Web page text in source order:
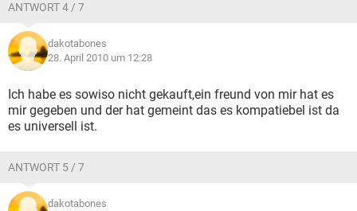
ANTWORT 4 / 7
dakotabones
28. April 2010 um 12:28
Ich habe es sowiso nicht gekauft,ein freund von mir hat es
mir gegeben und der hat gemeint das es kompatiebel ist da
es universell ist.
ANTWORT 5 / 7
dakotabones